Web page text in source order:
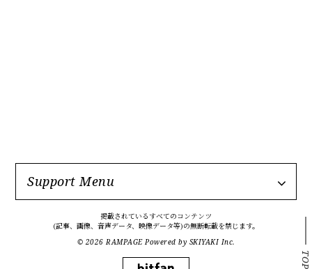
TOP
Support Menu
掲載されているすべてのコンテンツ
(記事、画像、音声データ、映像データ等)の無断転載を禁じます。
© 2026 RAMPAGE Powered by SKIYAKI Inc.